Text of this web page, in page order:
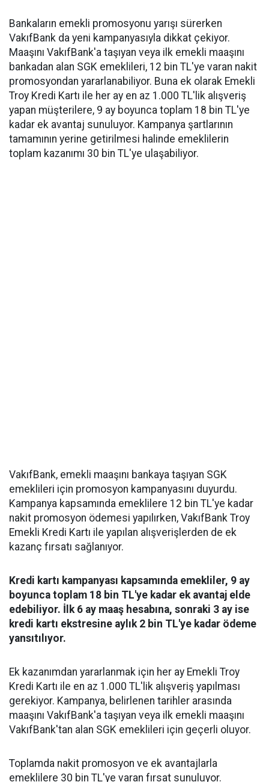
Bankaların emekli promosyonu yarışı sürerken
VakıfBank da yeni kampanyasıyla dikkat çekiyor.
Maaşını VakıfBank'a taşıyan veya ilk emekli maaşını
bankadan alan SGK emeklileri, 12 bin TL'ye varan nakit
promosyondan yararlanabiliyor. Buna ek olarak Emekli
Troy Kredi Kartı ile her ay en az 1.000 TL'lik alışveriş
yapan müşterilere, 9 ay boyunca toplam 18 bin TL'ye
kadar ek avantaj sunuluyor. Kampanya şartlarının
tamamının yerine getirilmesi halinde emeklilerin
toplam kazanımı 30 bin TL'ye ulaşabiliyor.
VakıfBank, emekli maaşını bankaya taşıyan SGK
emeklileri için promosyon kampanyasını duyurdu.
Kampanya kapsamında emeklilere 12 bin TL'ye kadar
nakit promosyon ödemesi yapılırken, VakıfBank Troy
Emekli Kredi Kartı ile yapılan alışverişlerden de ek
kazanç fırsatı sağlanıyor.
Kredi kartı kampanyası kapsamında emekliler, 9 ay
boyunca toplam 18 bin TL'ye kadar ek avantaj elde
edebiliyor. İlk 6 ay maaş hesabına, sonraki 3 ay ise
kredi kartı ekstresine aylık 2 bin TL'ye kadar ödeme
yansıtılıyor.
Ek kazanımdan yararlanmak için her ay Emekli Troy
Kredi Kartı ile en az 1.000 TL'lik alışveriş yapılması
gerekiyor. Kampanya, belirlenen tarihler arasında
maaşını VakıfBank'a taşıyan veya ilk emekli maaşını
VakıfBank'tan alan SGK emeklileri için geçerli oluyor.
Toplamda nakit promosyon ve ek avantajlarla
emeklilere 30 bin TL'ye varan fırsat sunuluyor.